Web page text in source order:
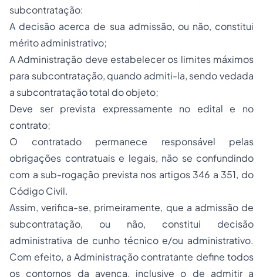
subcontratação:
A decisão acerca de sua admissão, ou não, constitui
mérito administrativo;
A Administração deve estabelecer os limites máximos
para subcontratação, quando admiti-la, sendo vedada
a subcontratação total do objeto;
Deve ser prevista expressamente no edital e no
contrato;
O contratado permanece responsável pelas
obrigações contratuais e legais, não se confundindo
com a sub-rogação prevista nos artigos 346 a 351, do
Código Civil.
Assim, verifica-se, primeiramente, que a admissão de
subcontratação, ou não, constitui decisão
administrativa de cunho técnico e/ou administrativo.
Com efeito, a Administração contratante define todos
os contornos da avença, inclusive o de admitir a